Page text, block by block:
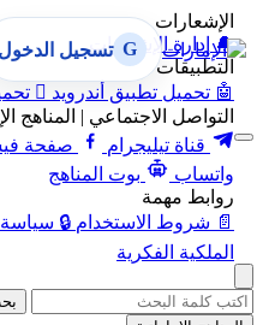
الإشعارات
🔔 إدارة الإشعارات
التطبيقات
🤖 تحميل تطبيق أندرويد 
التواصل الاجتماعي | المناهج
قناة تيليجرام
صفحة
واتساب
بوت المناهج
روابط مهمة
📄 شروط الاستخدام 🔒
الملكية الفكرية
G تسجيل الدخول